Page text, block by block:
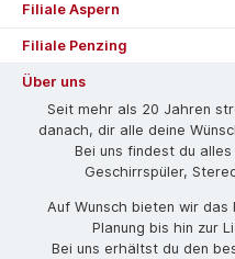
Filiale Aspern
Filiale Penzing
Über uns
Seit mehr als 20 Jahren
danach, dir alle deine
Bei uns findest du
Geschirrspüler,
Auf Wunsch bieten wir
Planung bis hin zur
Bei uns erhältst du den